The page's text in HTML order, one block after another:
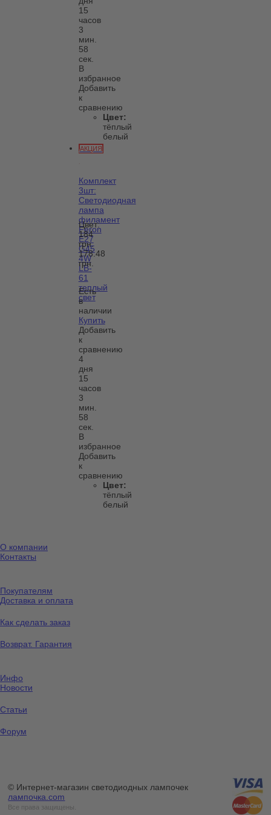
15
часов
3
мин.
58
сек.
В
избранное
Добавить
к
сравнению
Цвет:
тёплый
белый
АКЦИЯ
Комплект
3шт:
Светодиодная
лампа
филамент
Feron
E27
G45
4W
LB-
61
теплый
свет
Цвет:
184
грн.
178.48
грн.
Есть
в
наличии
Купить
Добавить
к
сравнению
4
дня
15
часов
3
мин.
58
сек.
В
избранное
Добавить
к
сравнению
Цвет:
тёплый
белый
О компании
Контакты
Покупателям
Доставка и оплата
Как сделать заказ
Возврат. Гарантия
Инфо
Новости
Статьи
Форум
© Интернет-магазин светодиодных лампочек
лампочка.com
Все права защищены.